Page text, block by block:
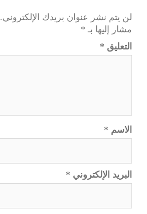
لن يتم نشر عنوان بريدك الإلكتروني.
مشار إليها بـ *
التعليق *
الاسم *
البريد الإلكتروني *